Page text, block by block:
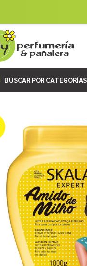
BUSCAR POR CATEGORÍAS